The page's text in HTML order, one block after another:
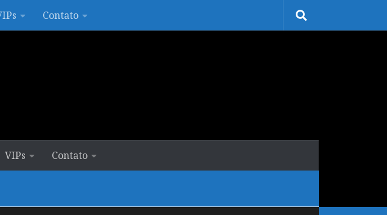
Contato
VIPs Contato